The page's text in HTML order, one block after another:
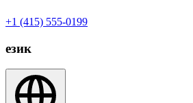
+1 (415) 555-0199
език